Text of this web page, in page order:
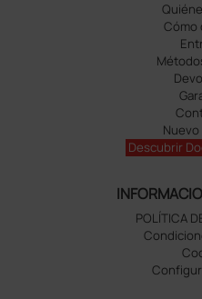
Cómo
Nuevo
Descubrir
POLÍTICA